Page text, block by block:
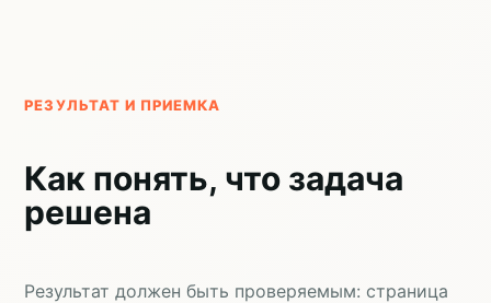
РЕЗУЛЬТАТ И ПРИЕМКА
Как понять, что задача
решена
Результат должен быть проверяемым: страница